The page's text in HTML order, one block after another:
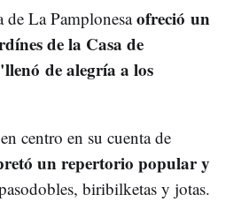
de La Pamplonesaofreció un
de la Casa de
de alegría a los
centro en su cuenta de
un repertorio popular y
biribilketas y jotas.